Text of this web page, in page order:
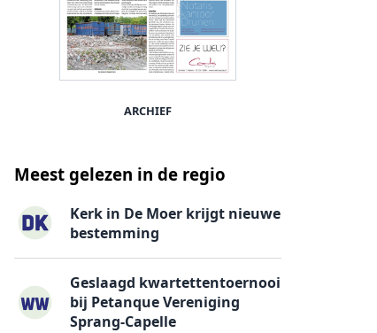
ARCHIEF
Meest gelezen in de regio
Kerk in De Moer krijgt nieuwe
bestemming
Geslaagd kwartettentoernooi
bij Petanque Vereniging
Sprang-Capelle